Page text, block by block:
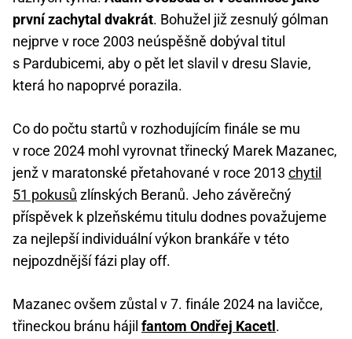
první zachytal dvakrát. Bohužel již zesnulý gólman
nejprve v roce 2003 neúspěšně dobýval titul
s Pardubicemi, aby o pět let slavil v dresu Slavie,
která ho napoprvé porazila.
Co do počtu startů v rozhodujícím finále se mu
v roce 2024 mohl vyrovnat třinecký Marek Mazanec,
jenž v maratonské přetahované v roce 2013 chytil
51 pokusů zlínských Beranů. Jeho závěrečný
příspěvek k plzeňskému titulu dodnes považujeme
za nejlepší individuální výkon brankáře v této
nejpozdnější fázi play off.
Mazanec ovšem zůstal v 7. finále 2024 na lavičce,
třineckou bránu hájil fantom Ondřej Kacetl .